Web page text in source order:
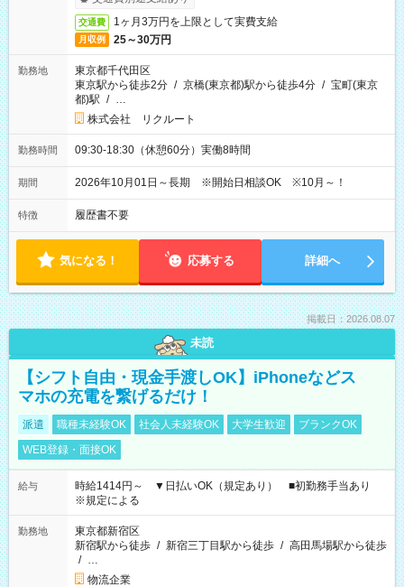
交通費 1ヶ月3万円を上限として実費支給
月収例 25～30万円
勤務地
東京都千代田区
東京駅から徒歩2分 / 京橋(東京都)駅から徒歩4分 / 宝町(東京
都)駅 / …
株式会社 リクルート
勤務時間 09:30-18:30（休憩60分）実働8時間
期間 2026年10月01日～長期 ※開始日相談OK ※10月～！
特徴 履歴書不要
気になる！ 応募する 詳細へ
掲載日：2026.08.07
未読
【シフト自由・現金手渡しOK】iPhoneなどス
マホの充電を繋げるだけ！
派遣 職種未経験OK 社会人未経験OK 大学生歓迎
ブランクOK
WEB登録・面接OK
給与
時給1414円～ ▼日払いOK（規定あり） ■初勤務手当あり
※規定による
勤務地
東京都新宿区
新宿駅から徒歩 / 新宿三丁目駅から徒歩 / 高田馬場駅から徒歩
/ …
物流企業